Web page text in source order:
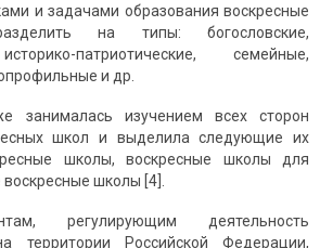
и задачами образования воскресные
на типы: богословские,
патриотические, семейные,
и др.
занималась изучением всех сторон
школ и выделила следующие их
школы, воскресные школы для
школы [4].
регулирующим деятельность
территории Российской Федерации,